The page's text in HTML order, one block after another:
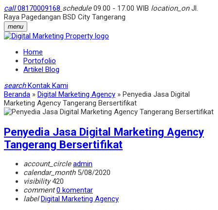
call08170009168 schedule09.00 - 17.00 WIB location_onJl.
Raya Pagedangan BSD City Tangerang
menu
Home
Portofolio
Artikel Blog
search Kontak Kami
Beranda » Digital Marketing Agency » Penyedia Jasa Digital
Marketing Agency Tangerang Bersertifikat
Penyedia Jasa Digital Marketing Agency
Tangerang Bersertifikat
account_circle admin
calendar_month5/08/2020
visibility420
comment 0 komentar
label Digital Marketing Agency